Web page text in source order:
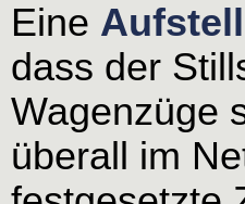
Eine
dass der
Wagenzüge
überall im